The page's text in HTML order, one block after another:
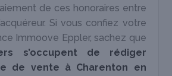
de ces honoraires entre
Si vous confiez votre
Immoove Eppler, sachez que
s’occupent de rédiger
de vente à Charenton en